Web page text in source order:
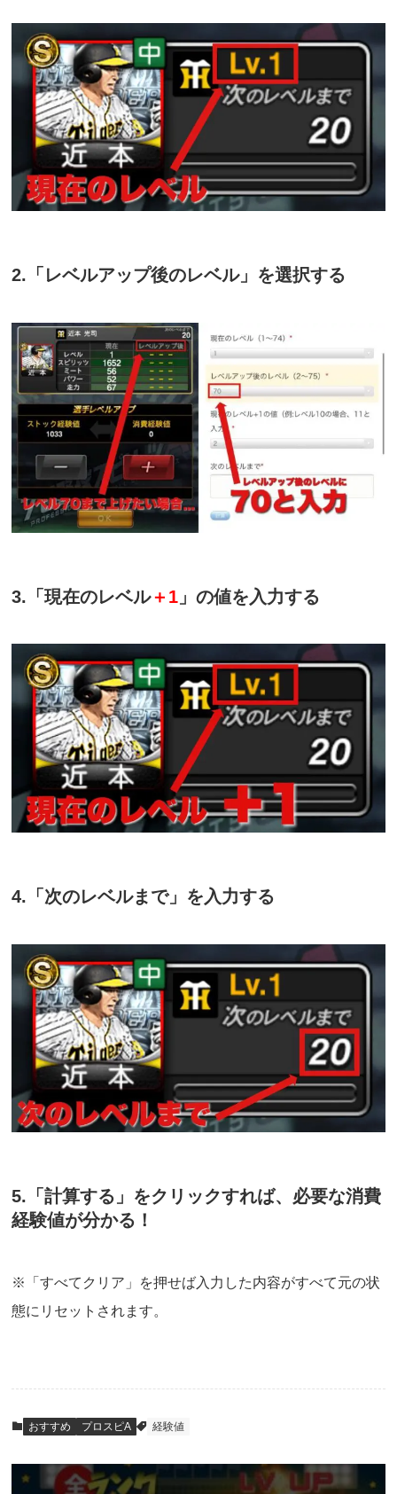
2.「レベルアップ後のレベル」を選択する
3.「現在のレベル＋1 」の値を入力する
4.「次のレベルまで」を入力する
5.「計算する」をクリックすれば、必要な消費
経験値が分かる！
※「すべてクリア」を押せば入力した内容がすべて元の状
態にリセットされます。
おすすめ プロスピA 経験値